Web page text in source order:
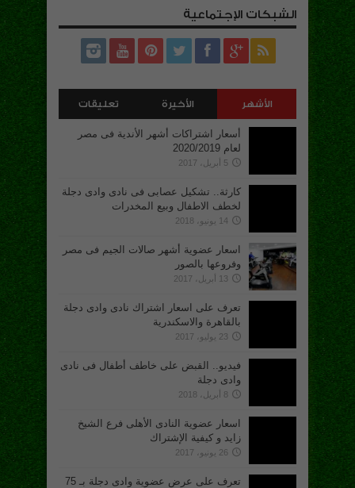
الشبكات الإجتماعية
الأشهر الأخيرة تعليقات
أسعار اشتراكات أشهر الأندية فى مصر
لعام 2020/2019
5 أبريل، 2017
كارثة.. تشكيل عصابى فى نادى وادى دجلة
لخطف الاطفال وبيع المخدرات
14 يونيو، 2018
اسعار عضوية أشهر صالات الجيم فى مصر
وفروعها بالصور
13 أبريل، 2017
تعرف على اسعار اشتراك نادى وادى دجلة
بالقاهرة والاسكندرية
23 يوليو، 2017
فيديو.. القبض على خاطف أطفال فى نادى
وادى دجلة
8 أبريل، 2018
اسعار عضوية النادى الأهلى فرع الشيخ
زايد و كيفية الإشتراك
26 يونيو، 2017
تعرف على عرض عضوية وادى دجلة بـ 75